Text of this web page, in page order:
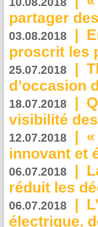
partager
03.08.2018 |
proscrit les
25.07.2018 |
d’occasion
18.07.2018 |
visibilité
12.07.2018 |
innovant et
06.07.2018 |
réduit les
06.07.2018 |
électrique,